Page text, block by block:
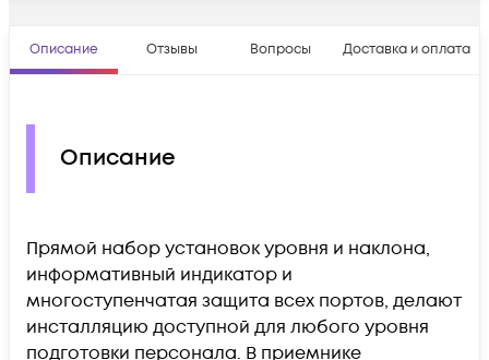
Описание Отзывы Вопросы Доставка и оплата
Описание
Прямой набор установок уровня и наклона,
информативный индикатор и
многоступенчатая защита всех портов, делают
инсталляцию доступной для любого уровня
подготовки персонала. В приемнике